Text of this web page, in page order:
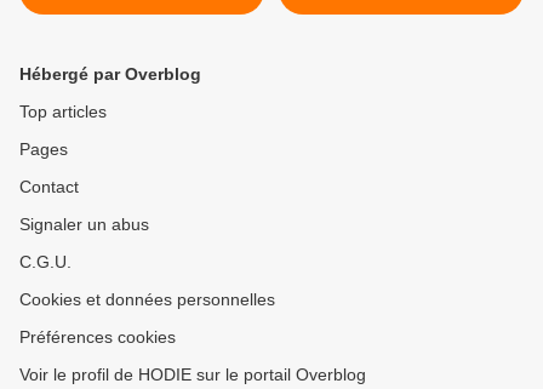
Hébergé par Overblog
Top articles
Pages
Contact
Signaler un abus
C.G.U.
Cookies et données personnelles
Préférences cookies
Voir le profil de HODIE sur le portail Overblog